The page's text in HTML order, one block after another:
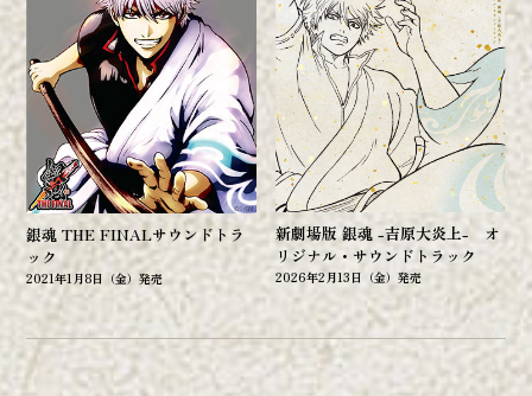
銀魂 THE FINALサウンドトラ
ック
2021年1月8日（金）発売
新劇場版 銀魂 -吉原大炎上- オ
リジナル・サウンドトラック
2026年2月13日（金）発売